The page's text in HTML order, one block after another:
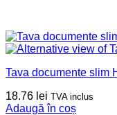
Tava documente slim
18.76 lei TVA inclus
Adaugă în coș